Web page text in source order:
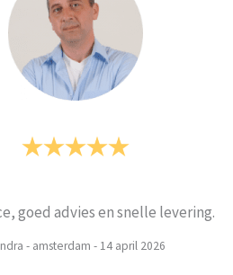
Prima
mieke -Turnhout-3 maart 2026